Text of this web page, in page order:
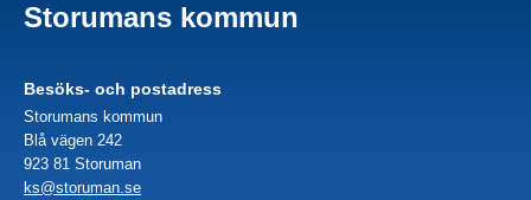
Storumans kommun
Besöks- och postadress
Storumans kommun
Blå vägen 242
923 81 Storuman
ks@storuman.se